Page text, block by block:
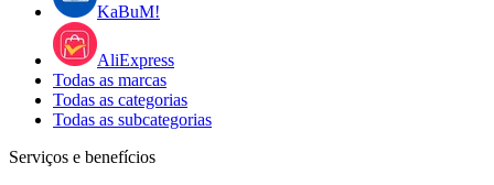
KaBuM!
AliExpress
Todas as marcas
Todas as categorias
Todas as subcategorias
Serviços e benefícios